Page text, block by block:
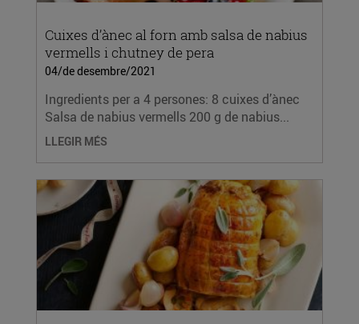
Cuixes d’ànec al forn amb salsa de nabius
vermells i chutney de pera
04/de desembre/2021
Ingredients per a 4 persones: 8 cuixes d’ànec
Salsa de nabius vermells 200 g de nabius...
LLEGIR MÉS